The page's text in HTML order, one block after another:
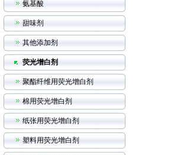
氨基酸
甜味剂
其他添加剂
荧光增白剂
聚酯纤维用荧光增白剂
棉用荧光增白剂
纸张用荧光增白剂
塑料用荧光增白剂